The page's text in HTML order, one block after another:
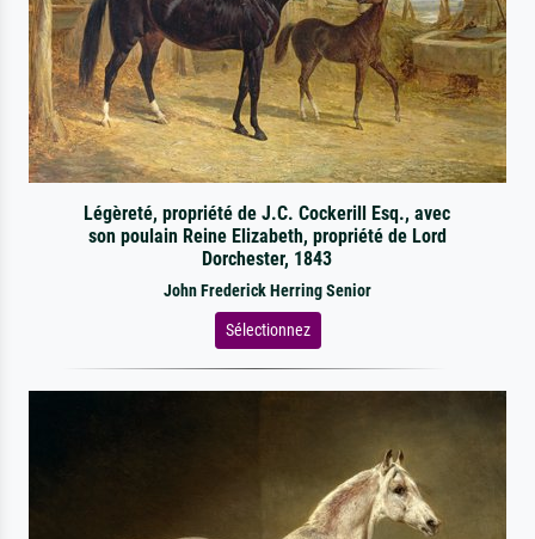
Légèreté, propriété de J.C. Cockerill Esq., avec
son poulain Reine Elizabeth, propriété de Lord
Dorchester, 1843
John Frederick Herring Senior
Sélectionnez